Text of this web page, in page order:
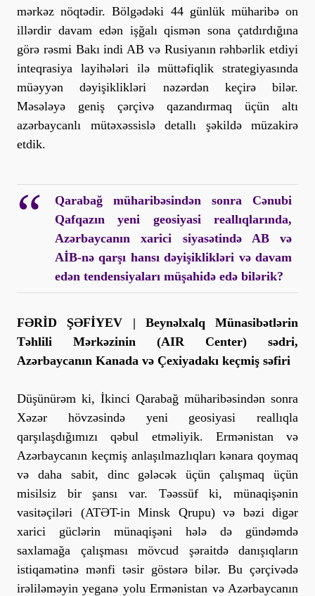
mərkəz nöqtədir. Bölgədəki 44 günlük müharibə on
illərdir davam edən işğalı qismən sona çatdırdığına
görə rəsmi Bakı indi AB və Rusiyanın rəhbərlik etdiyi
inteqrasiya layihələri ilə müttəfiqlik strategiyasında
müəyyən dəyişiklikləri nəzərdən keçirə bilər.
Məsələyə geniş çərçivə qazandırmaq üçün altı
azərbaycanlı mütəxəssislə detallı şəkildə müzakirə
etdik.
Qarabağ müharibəsindən sonra Cənubi
Qafqazın yeni geosiyasi reallıqlarında,
Azərbaycanın xarici siyasətində AB və
AİB-nə qarşı hansı dəyişiklikləri və davam
edən tendensiyaları müşahidə edə bilərik?
FƏRİD ŞƏFİYEV | Beynəlxalq Münasibətlərin
Təhlili Mərkəzinin (AIR Center) sədri,
Azərbaycanın Kanada və Çexiyadakı keçmiş səfiri
Düşünürəm ki, İkinci Qarabağ müharibəsindən sonra
Xəzər hövzəsində yeni geosiyasi reallıqla
qarşılaşdığımızı qəbul etməliyik. Ermənistan və
Azərbaycanın keçmiş anlaşılmazlıqları kənara qoymaq
və daha sabit, dinc gələcək üçün çalışmaq üçün
misilsiz bir şansı var. Təəssüf ki, münaqişənin
vasitəçiləri (ATƏT-in Minsk Qrupu) və bəzi digər
xarici güclərin münaqişəni hələ də gündəmdə
saxlamağa çalışması mövcud şəraitdə danışıqların
istiqamətinə mənfi təsir göstərə bilər. Bu çərçivədə
irəliləməyin yeganə yolu Ermənistan və Azərbaycanın